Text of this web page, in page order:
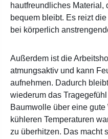
hautfreundliches Material,
bequem bleibt. Es reizt
bei körperlich
Außerdem ist die
atmungsaktiv und kann
aufnehmen. Dadurch
wiederum das
Baumwolle über eine
kühleren Temperaturen
zu überhitzen. Das macht